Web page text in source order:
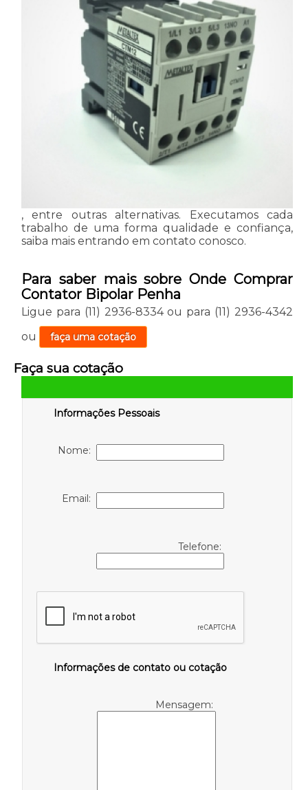
, entre outras alternativas. Executamos cada
trabalho de uma forma qualidade e confiança,
saiba mais entrando em contato conosco.
Para saber mais sobre Onde Comprar
Contator Bipolar Penha
Ligue para (11) 2936-8334ou para (11) 2936-4342
ou
faça uma cotação
Faça sua cotação
Informações Pessoais
Nome:
Email:
Telefone:
Informações de contato ou cotação
Mensagem: